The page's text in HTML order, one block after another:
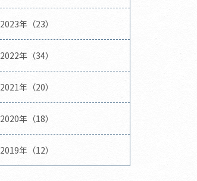
2023年（23）
2022年（34）
2021年（20）
2020年（18）
2019年（12）